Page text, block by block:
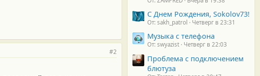
#2
С Днем Рождения, Sokolov73!
От: sakh_patrol Четверг в 23:31
Музыка с телефона
От: swyazist Четверг в 22:03
Проблема с подключением
блютуза